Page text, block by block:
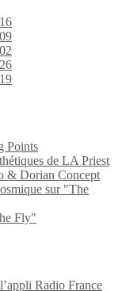
Points
de LA Priest
& Dorian Concept
sur "The
Fly"
Radio France